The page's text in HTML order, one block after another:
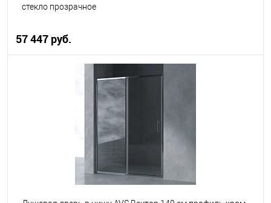
стекло прозрачное
57 447 руб.
В корзину